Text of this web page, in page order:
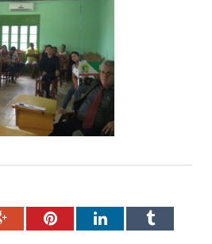
Google+PinterestLinkedInTumblr